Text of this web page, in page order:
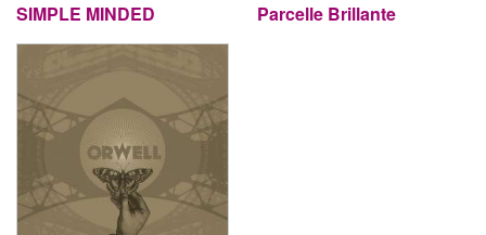
SIMPLE MINDED Parcelle Brillante